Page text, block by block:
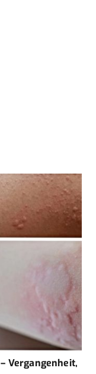
Vergangenheit,